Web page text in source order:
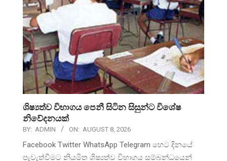
ශිෂ්‍යත්ව විභාගය පෙනී සිටින සිසුන්ට විශේෂ
නිවේදනයක්
BY: ADMIN ON: AUGUST 8, 2026
Facebook Twitter WhatsApp Telegram හෙට දිනයේ
පැවැත්වීමට නියමිත ශිෂ්‍යත්ව විභාගය සම්බන්ධයෙන්